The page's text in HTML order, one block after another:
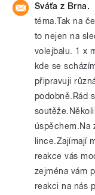
Sváťa z Brna.
téma.Tak na
to nejen na
volejbalu. 1 x
kde se
připravuji
podobně.Rád
úspěchem.Na
lince.Zajímají
reakce vás
zejména vám
reakci na nás